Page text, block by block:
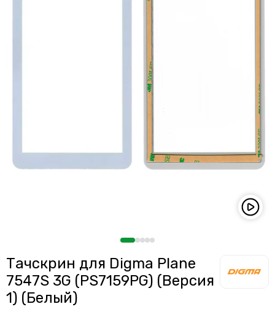
Тачскрин для Digma Plane
7547S 3G (PS7159PG) (Версия
1) (Белый)